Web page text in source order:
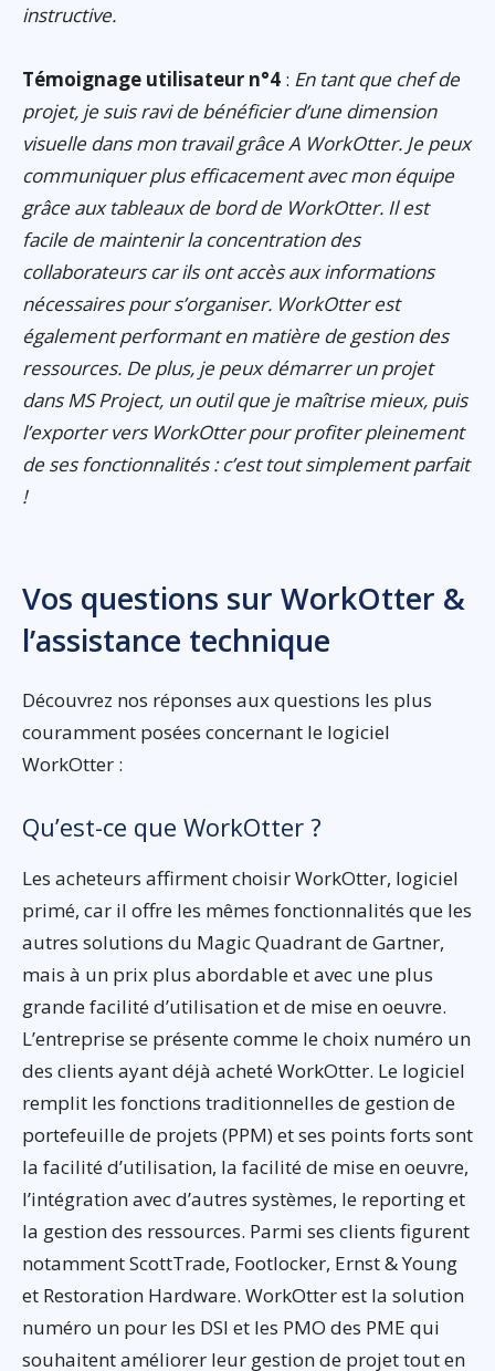
instructive.
Témoignage utilisateur n°4 : En tant que chef de
projet, je suis ravi de bénéficier d’une dimension
visuelle dans mon travail grâce A WorkOtter. Je peux
communiquer plus efficacement avec mon équipe
grâce aux tableaux de bord de WorkOtter. Il est
facile de maintenir la concentration des
collaborateurs car ils ont accès aux informations
nécessaires pour s’organiser. WorkOtter est
également performant en matière de gestion des
ressources. De plus, je peux démarrer un projet
dans MS Project, un outil que je maîtrise mieux, puis
l’exporter vers WorkOtter pour profiter pleinement
de ses fonctionnalités : c’est tout simplement parfait
!
Vos questions sur WorkOtter &
l’assistance technique
Découvrez nos réponses aux questions les plus
couramment posées concernant le logiciel
WorkOtter :
Qu’est-ce que WorkOtter ?
Les acheteurs affirment choisir WorkOtter, logiciel
primé, car il offre les mêmes fonctionnalités que les
autres solutions du Magic Quadrant de Gartner,
mais à un prix plus abordable et avec une plus
grande facilité d’utilisation et de mise en oeuvre.
L’entreprise se présente comme le choix numéro un
des clients ayant déjà acheté WorkOtter. Le logiciel
remplit les fonctions traditionnelles de gestion de
portefeuille de projets (PPM) et ses points forts sont
la facilité d’utilisation, la facilité de mise en oeuvre,
l’intégration avec d’autres systèmes, le reporting et
la gestion des ressources. Parmi ses clients figurent
notamment ScottTrade, Footlocker, Ernst & Young
et Restoration Hardware. WorkOtter est la solution
numéro un pour les DSI et les PMO des PME qui
souhaitent améliorer leur gestion de projet tout en